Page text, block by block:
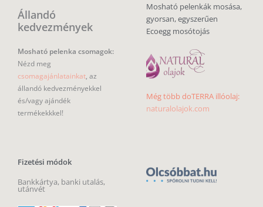
Állandó
kedvezmények
Mosható pelenka csomagok:
Nézd meg
csomagajánlatainkat, az
állandó kedvezményekkel
és/vagy ajándék
termékekkkel!
Fizetési módok
Bankkártya, banki utalás,
utánvét
Mosható pelenkák mosása,
gyorsan, egyszerűen
Ecoegg mosótojás
Még több doTERRA illóolaj:
naturalolajok.com